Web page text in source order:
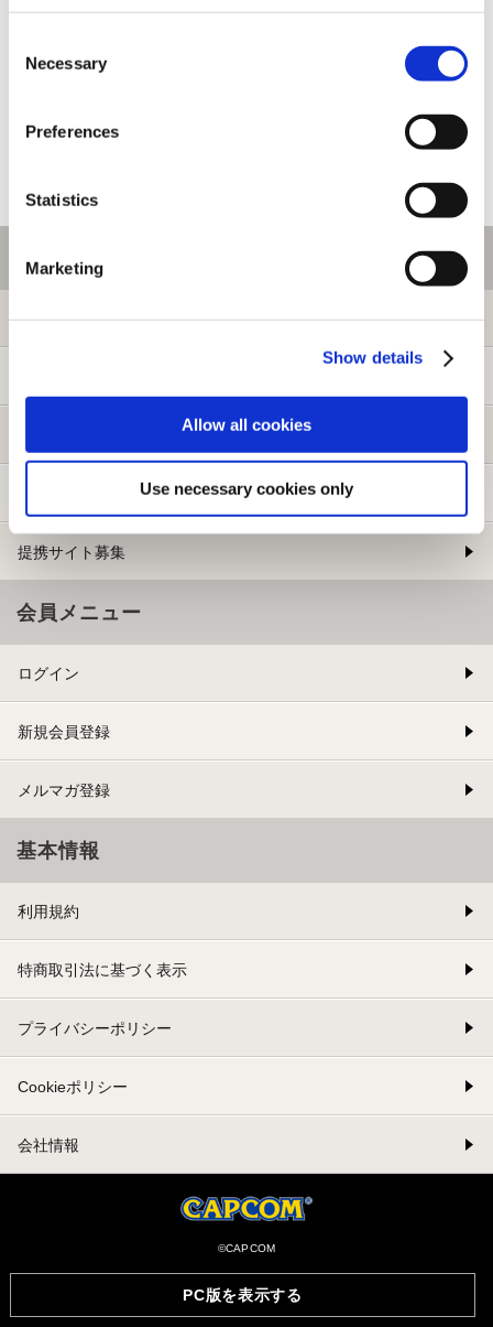
Selection
Necessary
Preferences
Statistics
Marketing
Show details
Allow all cookies
Use necessary cookies only
PC版を表示する
ご利用情報
初めての方へ
提携サイト募集
会員メニュー
ログイン
新規会員登録
メルマガ登録
基本情報
利用規約
特商取引法に基づく表示
プライバシーポリシー
Cookieポリシー
会社情報
©CAPCOM